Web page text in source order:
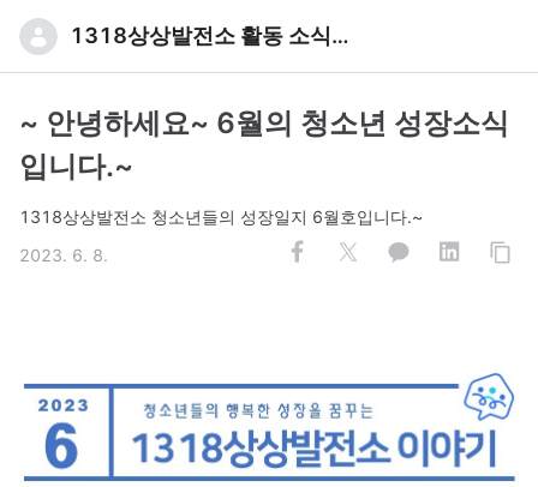
1318상상발전소 활동 소식입니다
~ 안녕하세요~ 6월의 청소년 성장소식
입니다.~
1318상상발전소 청소년들의 성장일지 6월호입니다.~
2023. 6. 8.